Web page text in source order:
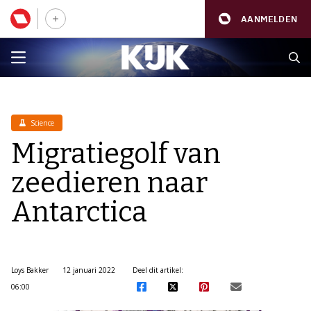
AANMELDEN
Science
Migratiegolf van
zeedieren naar
Antarctica
Loys Bakker
12 januari 2022
06:00
Deel dit artikel: